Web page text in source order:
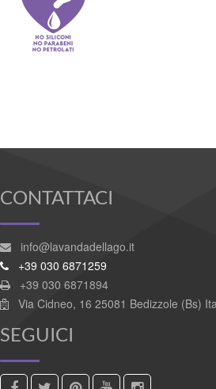
CONTATTACI
info@lavandadellago.it
+39 030 6871259
+39 030 6871894
Via Cidneo, 16 25081 Bedizzole (Bs)
SEGUICI